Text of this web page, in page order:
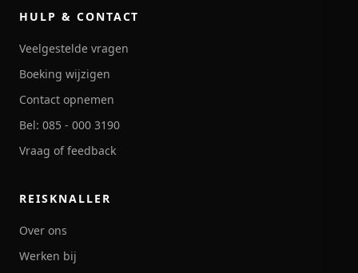
HULP & CONTACT
Veelgestelde vragen
Boeking wijzigen
Contact opnemen
Bel: 085 - 000 3190
Vraag of feedback
REISKNALLER
Over ons
Werken bij